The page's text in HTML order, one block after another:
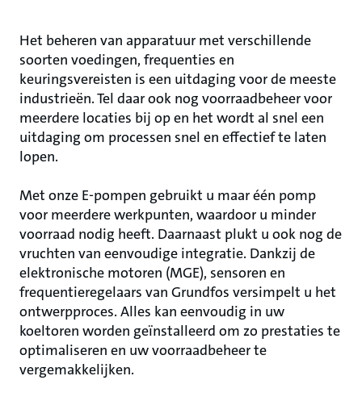
Het beheren van apparatuur met verschillende
soorten voedingen, frequenties en
keuringsvereisten is een uitdaging voor de meeste
industrieën. Tel daar ook nog voorraadbeheer voor
meerdere locaties bij op en het wordt al snel een
uitdaging om processen snel en effectief te laten
lopen.
Met onze E-pompen gebruikt u maar één pomp
voor meerdere werkpunten, waardoor u minder
voorraad nodig heeft. Daarnaast plukt u ook nog de
vruchten van eenvoudige integratie. Dankzij de
elektronische motoren (MGE), sensoren en
frequentieregelaars van Grundfos versimpelt u het
ontwerpproces. Alles kan eenvoudig in uw
koeltoren worden geïnstalleerd om zo prestaties te
optimaliseren en uw voorraadbeheer te
vergemakkelijken.